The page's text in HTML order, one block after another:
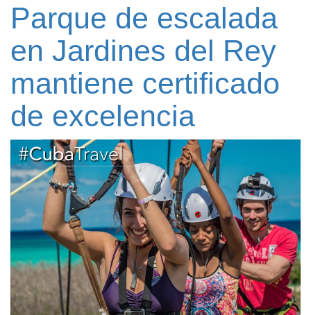
Parque de escalada
en Jardines del Rey
mantiene certificado
de excelencia